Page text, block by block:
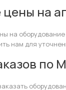
на
на
нам для
по